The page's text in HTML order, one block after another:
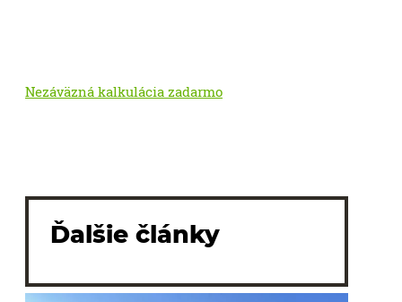
Nezáväzná kalkulácia zadarmo
Ďalšie články